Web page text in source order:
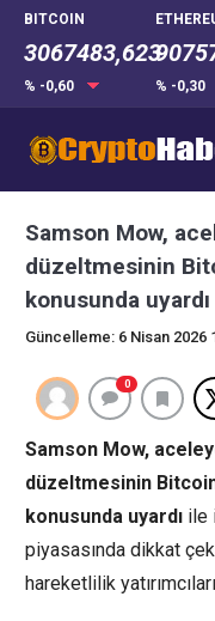
BITCOIN
3067483,623
% -0,60 % -0,30
Samson Mow,
düzeltmesinin
konusunda uyardı
Güncelleme: 6 Nisan 2026
0
Samson Mow,
düzeltmesinin
konusunda uyardı ile
piyasasında dikkat
hareketlilik